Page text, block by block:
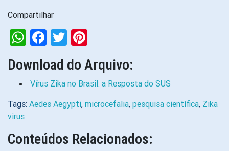
Compartilhar
WhatsApp
Facebook
Twitter
Download do Arquivo:
Vírus Zika no Brasil: a Resposta do SUS
Tags: Aedes Aegypti, microcefalia, pesquisa científica, Zika
virus
Conteúdos Relacionados: